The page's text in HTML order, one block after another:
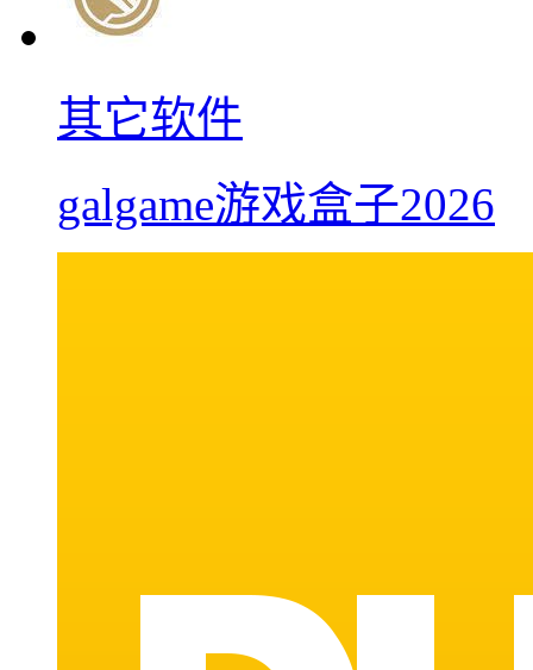
其它软件
galgame游戏盒子2026